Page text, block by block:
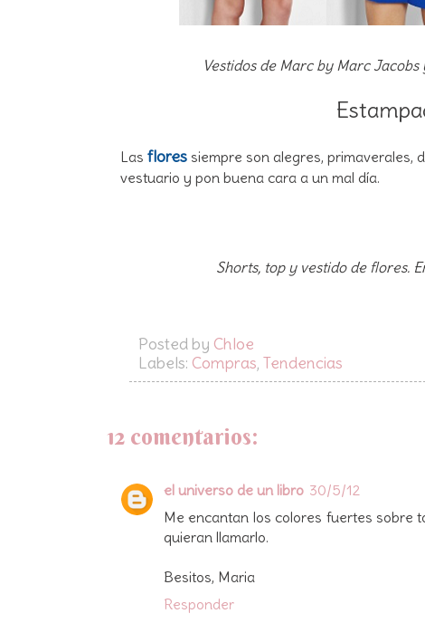
Vestidos de Marc by Marc
Las flores siempre son alegres, primaverales,
vestuario y pon buena cara a un mal día.
Shorts, top y vestido de flores.
Posted by Chloe
Labels: Compras, Tendencias
12 comentarios:
el universo de un libro 30/5/12
Me encantan los colores fuertes sobre
quieran llamarlo.
Besitos, Maria
Responder